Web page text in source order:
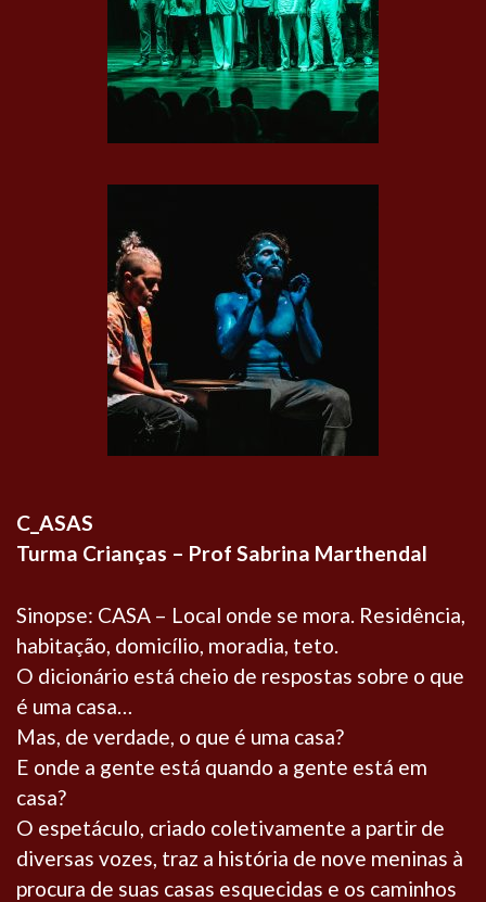
C_ASAS
Turma Crianças – Prof Sabrina Marthendal
Sinopse: CASA – Local onde se mora. Residência,
habitação, domicílio, moradia, teto.
O dicionário está cheio de respostas sobre o que
é uma casa…
Mas, de verdade, o que é uma casa?
E onde a gente está quando a gente está em
casa?
O espetáculo, criado coletivamente a partir de
diversas vozes, traz a história de nove meninas à
procura de suas casas esquecidas e os caminhos